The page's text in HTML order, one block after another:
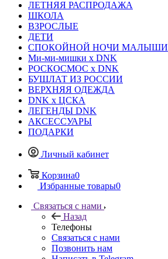
ЛЕТНЯЯ РАСПРОДАЖА
ШКОЛА
ВЗРОСЛЫЕ
ДЕТИ
СПОКОЙНОЙ НОЧИ МАЛЫШИ
Ми-ми-мишки x DNK
РОСКОСМОС x DNK
БУШЛАТ ИЗ РОССИИ
ВЕРХНЯЯ ОДЕЖДА
DNK x ЦСКА
ЛЕГЕНДЫ DNK
АКСЕССУАРЫ
ПОДАРКИ
Личный кабинет
Корзина0
Избранные товары0
Связаться с нами
Назад
Телефоны
Связаться с нами
Позвонить нам